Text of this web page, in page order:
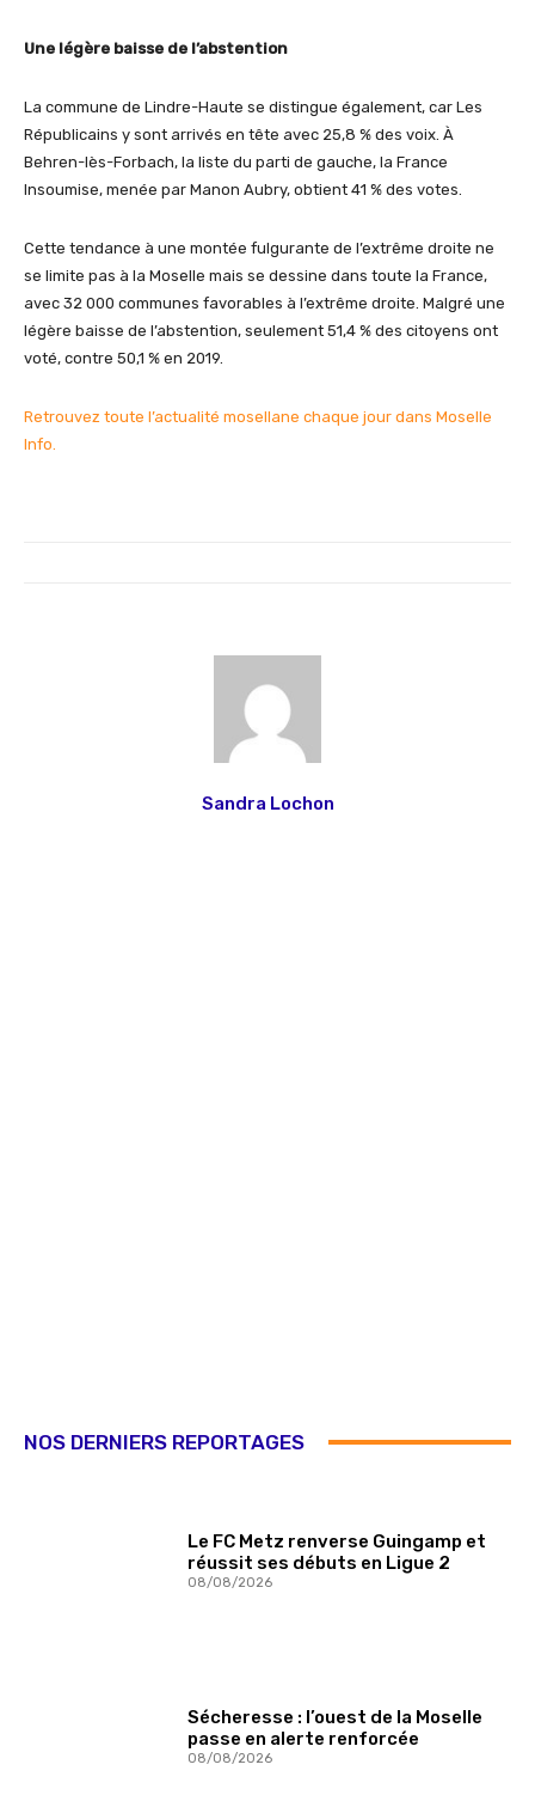
Une légère baisse de l’abstention
La commune de Lindre-Haute se distingue également, car Les
Républicains y sont arrivés en tête avec 25,8 % des voix. À
Behren-lès-Forbach, la liste du parti de gauche, la France
Insoumise, menée par Manon Aubry, obtient 41 % des votes.
Cette tendance à une montée fulgurante de l’extrême droite ne
se limite pas à la Moselle mais se dessine dans toute la France,
avec 32 000 communes favorables à l’extrême droite. Malgré une
légère baisse de l’abstention, seulement 51,4 % des citoyens ont
voté, contre 50,1 % en 2019.
Retrouvez toute l’actualité mosellane chaque jour dans Moselle
Info.
Sandra Lochon
NOS DERNIERS REPORTAGES
Le FC Metz renverse Guingamp et
réussit ses débuts en Ligue 2
08/08/2026
Sécheresse : l’ouest de la Moselle
passe en alerte renforcée
08/08/2026